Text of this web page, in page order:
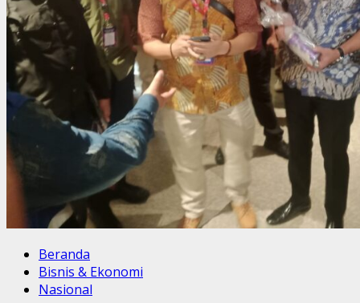
Beranda
Bisnis & Ekonomi
Nasional